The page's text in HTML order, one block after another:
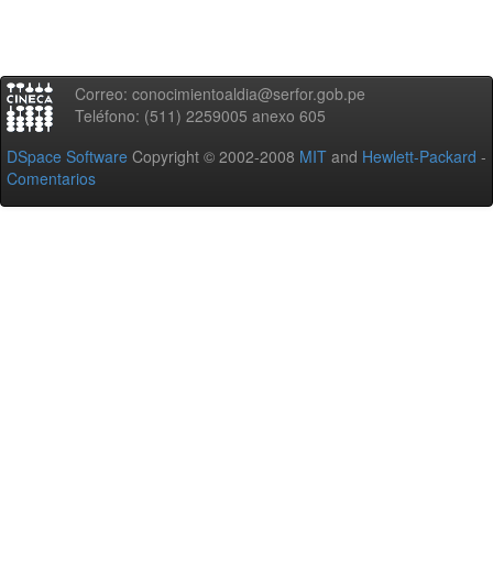
Correo: conocimientoaldia@serfor.gob.pe
Teléfono: (511) 2259005 anexo 605
DSpace Software Copyright © 2002-2008 MIT and Hewlett-Packard -
Comentarios